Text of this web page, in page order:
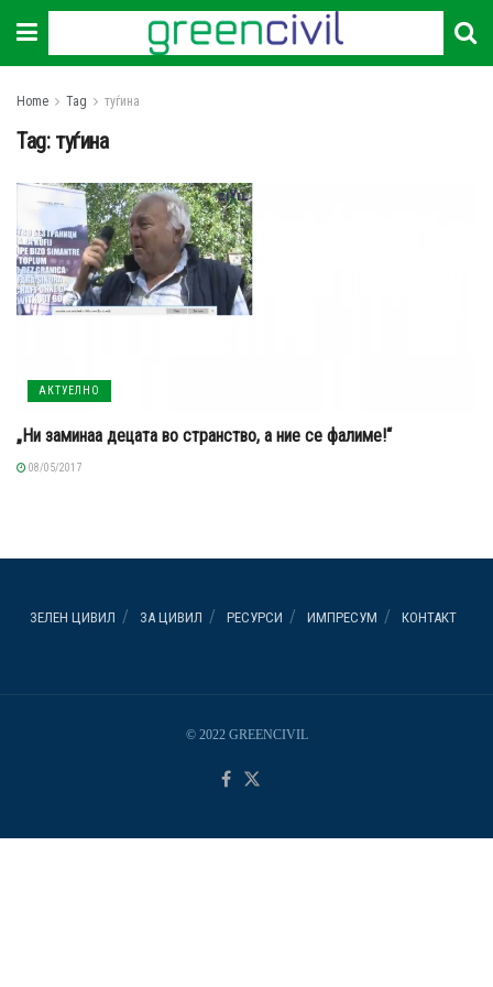
Home Tag туѓина
Tag: туѓина
АКТУЕЛНО
„Ни заминаа децата во странство, а ние се фалиме!“
08/05/2017
ЗЕЛЕН ЦИВИЛ ЗА ЦИВИЛ РЕСУРСИ ИМПРЕСУМ КОНТАКТ
© 2022 GREENCIVIL